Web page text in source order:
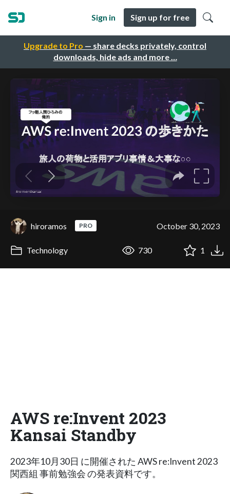
Upgrade to Pro — share decks privately, control
downloads, hide ads and more …
Sign in Sign up for free
hiroramos PRO October 30, 2023
Technology 730 1
AWS re:Invent 2023
Kansai Standby
2023年10月30日 に開催された AWS re:Invent 2023
関西組 事前勉強会 の発表資料です。